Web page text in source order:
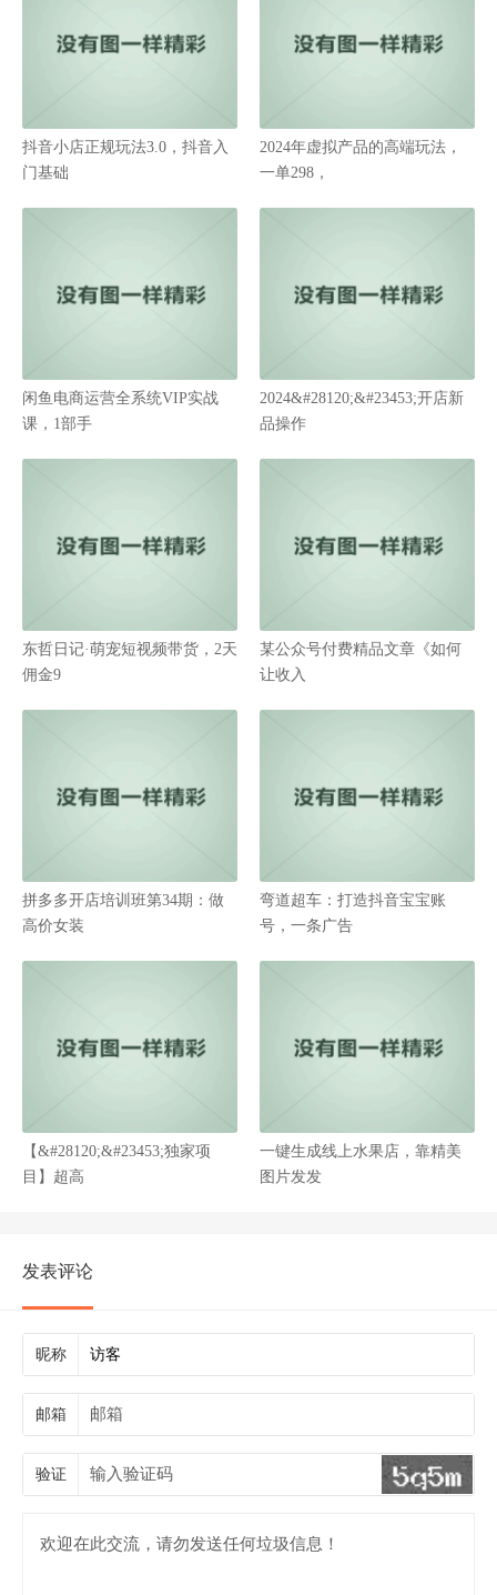
抖音小店正规玩法3.0，抖音入
门基础
2024年虚拟产品的高端玩法，
一单298，
闲鱼电商运营全系统VIP实战
课，1部手
2024&#28120;&#23453;开店新
品操作
东哲日记·萌宠短视频带货，2天
佣金9
某公众号付费精品文章《如何
让收入
拼多多开店培训班第34期：做
高价女装
弯道超车：打造抖音宝宝账
号，一条广告
【&#28120;&#23453;独家项
目】超高
一键生成线上水果店，靠精美
图片发发
发表评论
昵称
邮箱
验证